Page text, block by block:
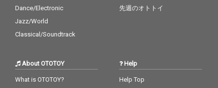
Dance/Electronic
Jazz/World
Classical/Soundtrack
先週のオトトイ
About OTOTOY
What is OTOTOY?
Help
Help Top